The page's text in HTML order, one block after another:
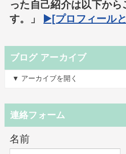
った自己紹介は以下から
す。」
▶️[プロフィール
ブログ アーカイブ
▼ アーカイブを開く
連絡フォーム
名前